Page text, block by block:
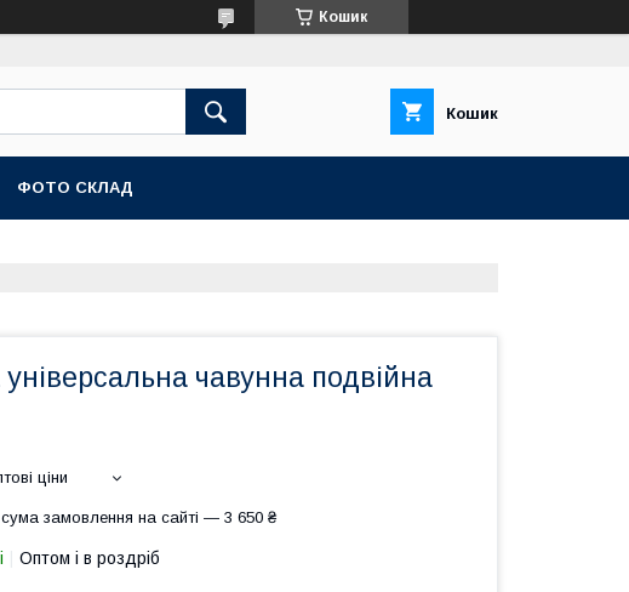
Кошик
Кошик
ФОТО СКЛАД
чавунна подвійна
ціни
замовлення на сайті — 3 650 ₴
Оптом і в роздріб